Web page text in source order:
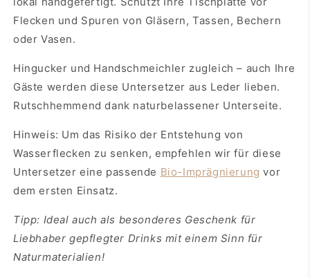
Flecken und Spuren von Gläsern, Tassen, Bechern
oder Vasen.
Hingucker und Handschmeichler zugleich – auch Ihre
Gäste werden diese Untersetzer aus Leder lieben.
Rutschhemmend dank naturbelassener Unterseite.
Hinweis: Um das Risiko der Entstehung von
Wasserflecken zu senken, empfehlen wir für diese
Untersetzer eine passende Bio-Imprägnierung vor
dem ersten Einsatz.
Tipp: Ideal auch als besonderes Geschenk für
Liebhaber gepflegter Drinks mit einem Sinn für
Naturmaterialien!